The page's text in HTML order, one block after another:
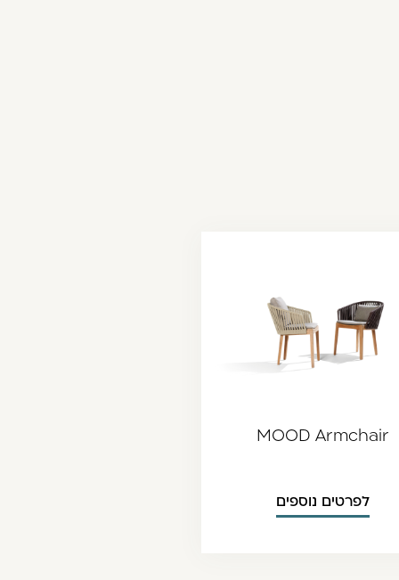
MOOD Armchair
לפרטים נוספים